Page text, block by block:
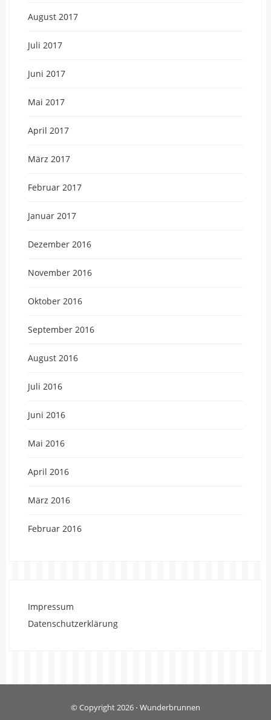
August 2017
Juli 2017
Juni 2017
Mai 2017
April 2017
März 2017
Februar 2017
Januar 2017
Dezember 2016
November 2016
Oktober 2016
September 2016
August 2016
Juli 2016
Juni 2016
Mai 2016
April 2016
März 2016
Februar 2016
Impressum
Datenschutzerklärung
© Copyright 2026 ⋅ Wunderbrunnen